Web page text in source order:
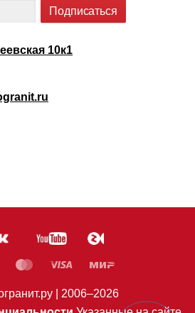
10к1
| 2006–2026